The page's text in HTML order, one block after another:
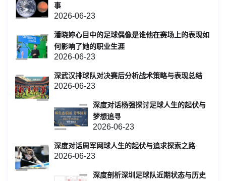
事
2026-06-23
潘晓婷心目中的足球偶像是谁他在赛场上的表现如
何影响了她的职业生涯
2026-06-23
深武汉排球队对决赛后分析战术策略与表现总结
2026-06-23
深度对话杨强探讨足球人生的起伏与
梦想追寻
2026-06-23
深度对话周军网球人生的起伏与追求探索之路
2026-06-23
深度剖析深圳足球队近期状态与历史